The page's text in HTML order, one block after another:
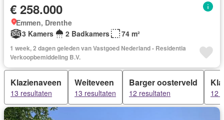
€ 258.000
Emmen, Drenthe
3 Kamers
2 Badkamers 74 m²
1 week, 2 dagen geleden van Vastgoed Nederland - Residentia
Verkoopbemiddeling B.V.
Klazienaveen
13 resultaten
Weiteveen
13 resultaten
Barger oosterveld
12 resultaten 12